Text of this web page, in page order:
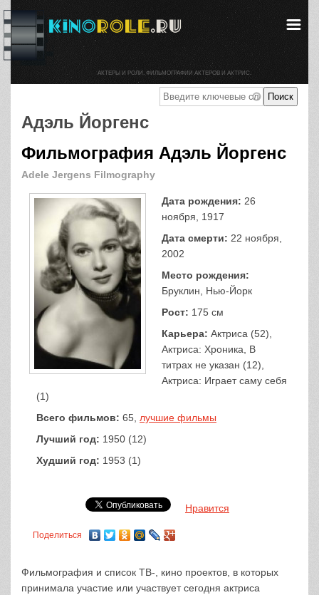
Адэль Йоргенс
Фильмография Адэль Йоргенс
Adele Jergens Filmography
Дата рождения: 26
ноября, 1917
Дата смерти: 22 ноября,
2002
Место рождения:
Бруклин, Нью-Йорк
Рост: 175 см
Карьера: Актриса (52),
Актриса: Хроника, В
титрах не указан (12),
Актриса: Играет саму себя
(1)
Всего фильмов: 65, лучшие фильмы
Лучший год: 1950 (12)
Худший год: 1953 (1)
Нравится
Поделиться
Фильмография и список ТВ-, кино проектов, в которых
принимала участие или участвует сегодня актриса
АКТЕРЫ И РОЛИ. ФИЛЬМОГРАФИИ АКТЕРОВ И АКТРИС.